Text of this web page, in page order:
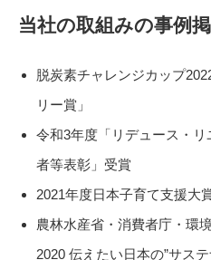
当社の取組みの事例
脱炭素チャレンジカップ
リー賞」
令和3年度「リデュース・
者等表彰」受賞
2021年度日本子育て支援大
農林水産省・消費者庁・環
2020 伝えたい日本の”サス